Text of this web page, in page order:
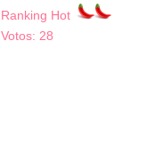
Ranking Hot
Votos: 28